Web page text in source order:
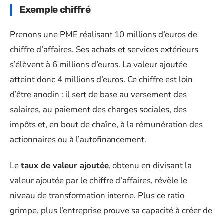
Exemple chiffré
Prenons une PME réalisant 10 millions d’euros de
chiffre d’affaires. Ses achats et services extérieurs
s’élèvent à 6 millions d’euros. La valeur ajoutée
atteint donc 4 millions d’euros. Ce chiffre est loin
d’être anodin : il sert de base au versement des
salaires, au paiement des charges sociales, des
impôts et, en bout de chaîne, à la rémunération des
actionnaires ou à l’autofinancement.
Letaux de valeur ajoutée, obtenu en divisant la
valeur ajoutée par le chiffre d’affaires, révèle le
niveau de transformation interne. Plus ce ratio
grimpe, plus l’entreprise prouve sa capacité à créer de